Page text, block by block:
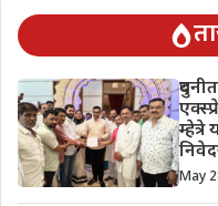
म्हेत्रे
May